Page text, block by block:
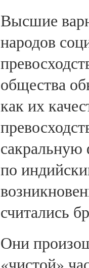
Высшие
народов
общества
как их
по
считались
Они